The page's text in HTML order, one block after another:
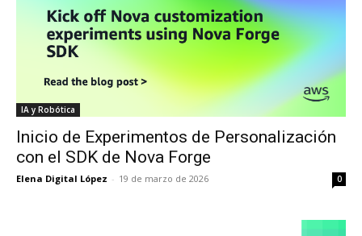
IA y Robótica
Inicio de Experimentos de Personalización
con el SDK de Nova Forge
Elena Digital López - 19 de marzo de 2026 0